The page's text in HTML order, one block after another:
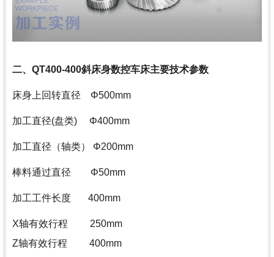
二、QT400-400斜床身数控车床主要技术参数
床身上回转直径 Φ500mm
加工直径(盘类) Φ400mm
加工直径（轴类） Φ200mm
棒料通过直径 Φ50mm
加工工件长度 400mm
X轴有效行程 250mm
Z轴有效行程 400mm